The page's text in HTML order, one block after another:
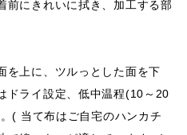
前にきれいに拭き、加工する部
を上に、ツルっとした面を下
ドライ設定、低中温程(10～20
( 当て布はご自宅のハンカチ